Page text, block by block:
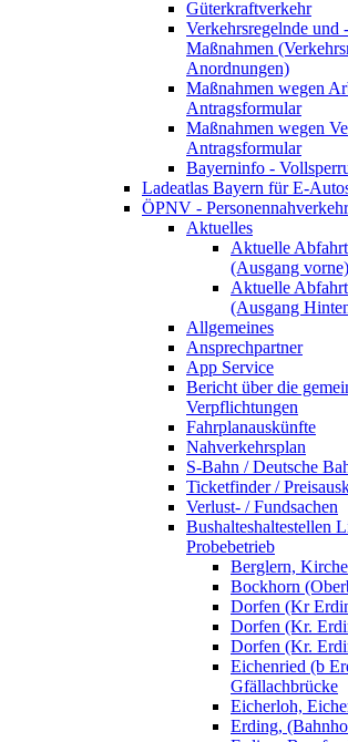
Güterkraftverkehr
Verkehrsregelnde und
Maßnahmen
Anordnungen)
Maßnahmen wegen
Antragsformular
Maßnahmen wegen
Antragsformular
Bayerninfo -
Ladeatlas Bayern für E-
ÖPNV - Personennahverkehr
Aktuelles
Aktuelle
(Ausgang vorne)
Aktuelle
(Ausgang
Allgemeines
Ansprechpartner
App Service
Bericht über die
Verpflichtungen
Fahrplanauskünfte
Nahverkehrsplan
S-Bahn / Deutsche
Ticketfinder /
Verlust- / Fundsachen
Bushalteshaltestellen
Probebetrieb
Berglern, Kirche
Bockhorn
Dorfen (Kr
Dorfen (Kr.
Dorfen (Kr.
Eichenried (b
Gfällachbrücke
Eicherloh,
Erding,